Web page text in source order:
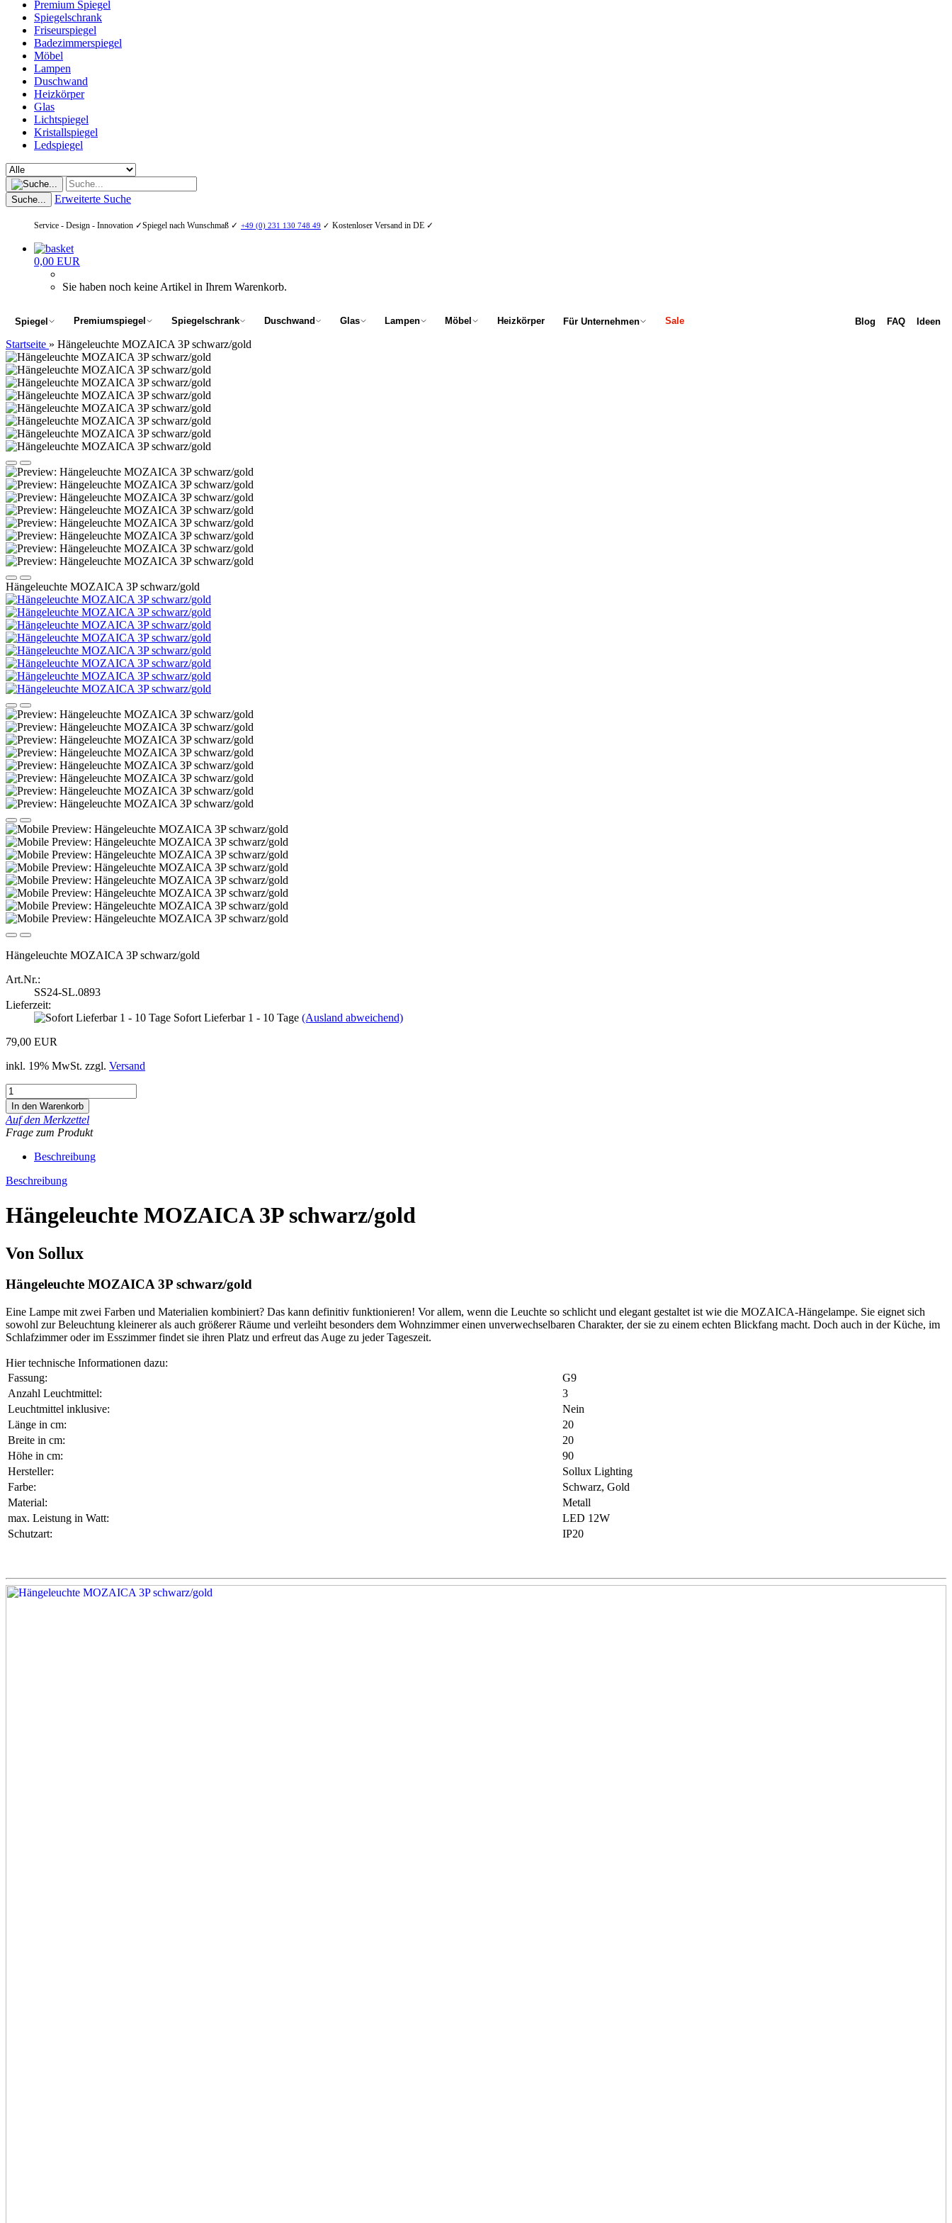
Premium Spiegel
Spiegelschrank
Friseurspiegel
Badezimmerspiegel
Möbel
Lampen
Duschwand
Heizkörper
Glas
Lichtspiegel
Kristallspiegel
Ledspiegel
Suche... Erweiterte Suche
Service - Design - Innovation ✓Spiegel nach Wunschmaß ✓ +49 (0) 231 130 748 49 ✓ Kostenloser Versand in DE ✓
0,00 EUR
Sie haben noch keine Artikel in Ihrem Warenkorb.
Spiegel Premiumspiegel Spiegelschrank Duschwand Glas Lampen Möbel Heizkörper Für Unternehmen Sale Blog FAQ Ideen
Startseite » Hängeleuchte MOZAICA 3P schwarz/gold
Hängeleuchte MOZAICA 3P schwarz/gold
Hängeleuchte MOZAICA 3P schwarz/gold
Art.Nr.:
SS24-SL.0893
Lieferzeit:
Sofort Lieferbar 1 - 10 Tage (Ausland abweichend)
79,00 EUR
inkl. 19% MwSt. zzgl. Versand
Auf den Merkzettel
Frage zum Produkt
Beschreibung
Beschreibung
Hängeleuchte MOZAICA 3P schwarz/gold
Von Sollux
Hängeleuchte MOZAICA 3P schwarz/gold
Eine Lampe mit zwei Farben und Materialien kombiniert? Das kann definitiv funktionieren! Vor allem, wenn die Leuchte so schlicht und elegant gestaltet ist wie die MOZAICA-Hängelampe. Sie eignet sich
sowohl zur Beleuchtung kleinerer als auch größerer Räume und verleiht besonders dem Wohnzimmer einen unverwechselbaren Charakter, der sie zu einem echten Blickfang macht. Doch auch in der Küche, im
Schlafzimmer oder im Esszimmer findet sie ihren Platz und erfreut das Auge zu jeder Tageszeit.
Hier technische Informationen dazu:
Fassung:
G9
Anzahl Leuchtmittel:
3
Leuchtmittel inklusive:
Nein
Länge in cm:
20
Breite in cm:
20
Höhe in cm:
90
Hersteller:
Sollux Lighting
Farbe:
Schwarz, Gold
Material:
Metall
max. Leistung in Watt:
LED 12W
Schutzart:
IP20